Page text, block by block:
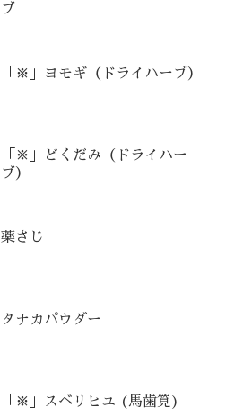
ブ
「※」ヨモギ（ドライハーブ）
「※」どくだみ（ドライハー
ブ）
薬さじ
タナカパウダー
「※」スベリヒユ (馬歯筧)